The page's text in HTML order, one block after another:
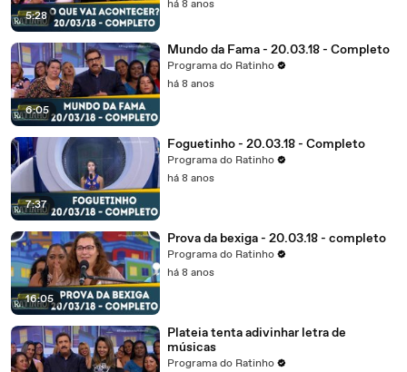
5:28
há 8 anos
6:05
Mundo da Fama - 20.03.18 - Completo
Programa do Ratinho
há 8 anos
7:37
Foguetinho - 20.03.18 - Completo
Programa do Ratinho
há 8 anos
16:05
Prova da bexiga - 20.03.18 - completo
Programa do Ratinho
há 8 anos
Plateia tenta adivinhar letra de
músicas
Programa do Ratinho